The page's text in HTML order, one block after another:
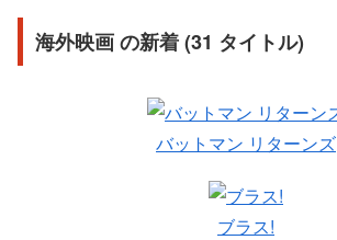
海外映画 の新着 (31 タイトル)
バットマン リターンズ
ブラス!